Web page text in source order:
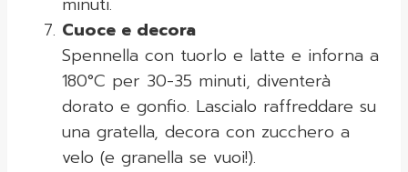
Cuoce e decora
Spennella con tuorlo e latte e inforna a
180°C per 30-35 minuti, diventerà
dorato e gonfio. Lascialo raffreddare su
una gratella, decora con zucchero a
velo (e granella se vuoi!).